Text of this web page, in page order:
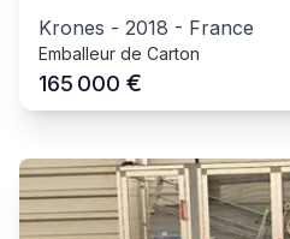
Krones - 2018 - France
Emballeur de Carton
165 000 €